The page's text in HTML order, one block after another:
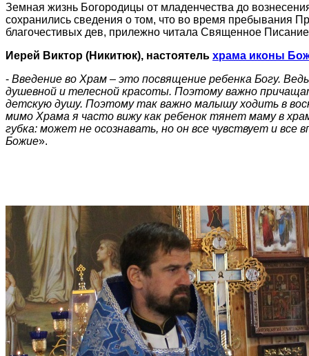
Земная жизнь Богородицы от младенчества до
сохранились сведения о том, что во время пребывания
благочестивых дев, прилежно читала Священное
Иерей Виктор (Никитюк), настоятель храма иконы
- Введение во Храм – это посвящение ребенка Богу.
душевной и телесной красоты. Поэтому важно
детскую душу. Поэтому так важно малышу ходить в
мимо Храма я часто вижу как ребенок тянет маму в
губка: может не осознавать, но он все чувствует и
Божие».